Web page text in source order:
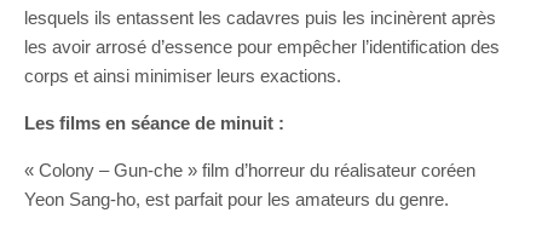
lesquels ils entassent les cadavres puis les incinèrent après
les avoir arrosé d’essence pour empêcher l’identification des
corps et ainsi minimiser leurs exactions.
Les films en séance de minuit :
« Colony – Gun-che » film d’horreur du réalisateur coréen
Yeon Sang-ho, est parfait pour les amateurs du genre.